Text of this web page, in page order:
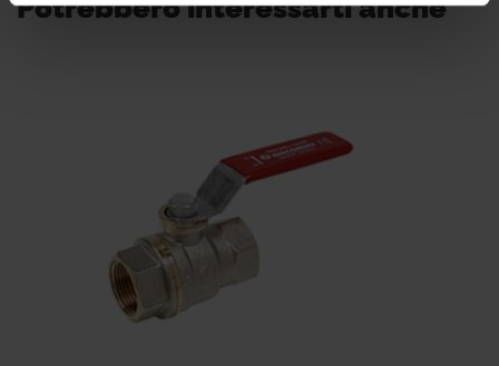
Potrebbero interessarti anche